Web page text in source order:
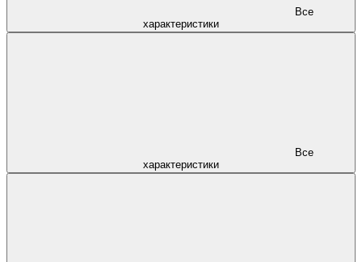
характеристики
характеристики